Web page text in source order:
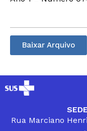
Baixar Arquivo
Rua Marciano